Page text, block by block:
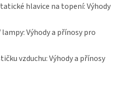
hlavice na topení: Výhody
Výhody a přínosy pro
vzduchu: Výhody a přínosy